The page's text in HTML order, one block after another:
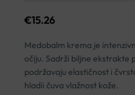
€15.26
Medobalm krema je
očiju. Sadrži biljne ekstrakte
podržavaju elastičnost i
hladii čuva vlažnost kože.